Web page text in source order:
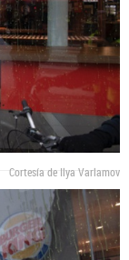
Cortesía de Ilya Varlamov